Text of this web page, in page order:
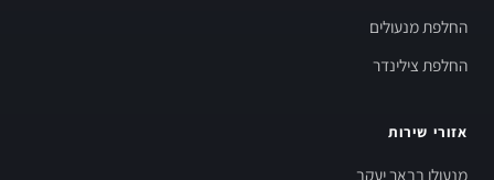
החלפת מנעולים
החלפת צילינדר
אזורי שירות
מנעולן בבאר יעקב